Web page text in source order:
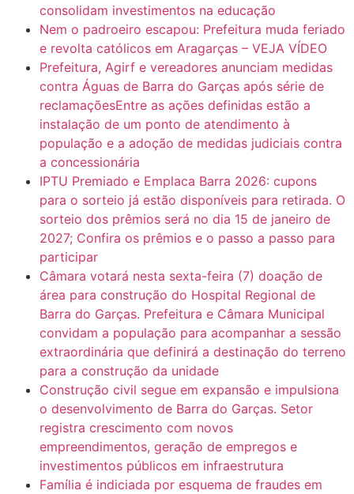
consolidam investimentos na educação
Nem o padroeiro escapou: Prefeitura muda feriado
e revolta católicos em Aragarças – VEJA VÍDEO
Prefeitura, Agirf e vereadores anunciam medidas
contra Águas de Barra do Garças após série de
reclamaçõesEntre as ações definidas estão a
instalação de um ponto de atendimento à
população e a adoção de medidas judiciais contra
a concessionária
IPTU Premiado e Emplaca Barra 2026: cupons
para o sorteio já estão disponíveis para retirada. O
sorteio dos prêmios será no dia 15 de janeiro de
2027; Confira os prêmios e o passo a passo para
participar
Câmara votará nesta sexta-feira (7) doação de
área para construção do Hospital Regional de
Barra do Garças. Prefeitura e Câmara Municipal
convidam a população para acompanhar a sessão
extraordinária que definirá a destinação do terreno
para a construção da unidade
Construção civil segue em expansão e impulsiona
o desenvolvimento de Barra do Garças. Setor
registra crescimento com novos
empreendimentos, geração de empregos e
investimentos públicos em infraestrutura
Família é indiciada por esquema de fraudes em